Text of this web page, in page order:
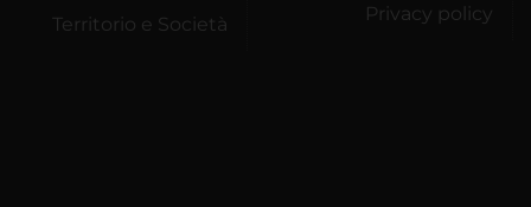
Territorio e Società
Privacy policy